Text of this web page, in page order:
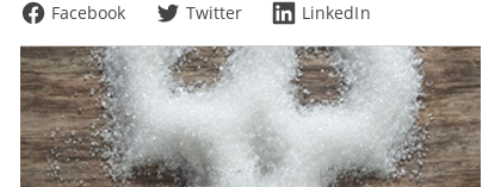
Facebook
Twitter LinkedIn